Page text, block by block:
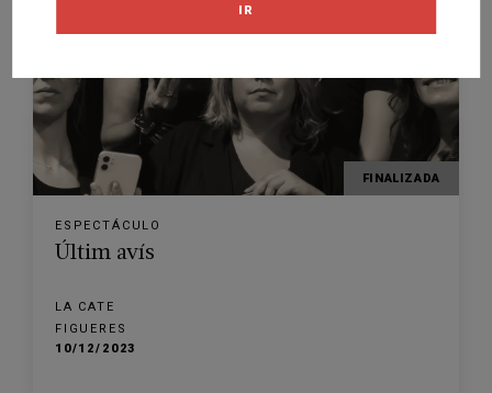
IR
FINALIZADA
ESPECTÁCULO
Últim avís
LA CATE
FIGUERES
10/12/2023